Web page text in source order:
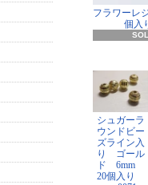
フラワー
個入
シュガーラ
ウンドビー
ズライン入
り ゴール
ド 6mm
20個入り